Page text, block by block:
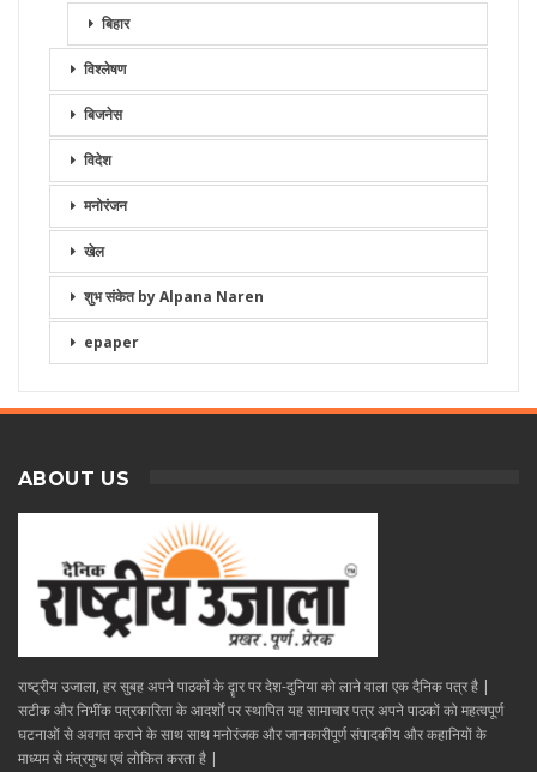
बिहार
विश्लेषण
बिजनेस
विदेश
मनोरंजन
खेल
शुभ संकेत by Alpana Naren
epaper
ABOUT US
राष्ट्रीय उजाला, हर सुबह अपने पाठकों के दॄार पर देश-दुनिया को लाने वाला एक दैनिक पत्र है |
सटीक और निभींक पत्रकारिता के आदर्शों पर स्थापित यह सामाचार पत्र अपने पाठकों को महत्वपूर्ण
घटनाओं से अवगत कराने के साथ साथ मनोरंजक और जानकारीपूर्ण संपादकीय और कहानियों के
माध्यम से मंत्रमुग्ध एवं लोकित करता है |